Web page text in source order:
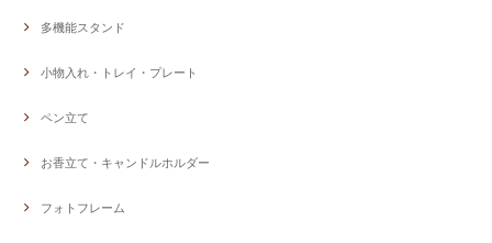
多機能スタンド
小物入れ・トレイ・プレート
ペン立て
お香立て・キャンドルホルダー
フォトフレーム